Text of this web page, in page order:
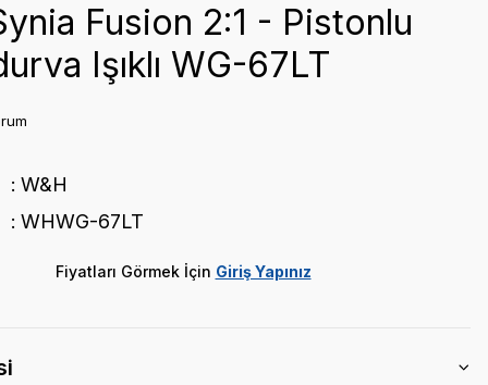
Fusion 2:1 - Pistonlu
Işıklı WG-67LT
W&H
WHWG-67LT
Fiyatları Görmek İçin Giriş Yapınız